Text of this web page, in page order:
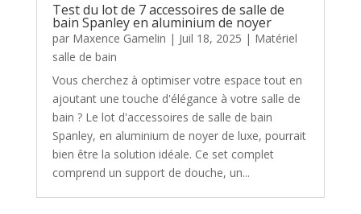
Test du lot de 7 accessoires de salle de
bain Spanley en aluminium de noyer
par Maxence Gamelin | Juil 18, 2025 | Matériel
salle de bain
Vous cherchez à optimiser votre espace tout en
ajoutant une touche d'élégance à votre salle de
bain ? Le lot d'accessoires de salle de bain
Spanley, en aluminium de noyer de luxe, pourrait
bien être la solution idéale. Ce set complet
comprend un support de douche, un...